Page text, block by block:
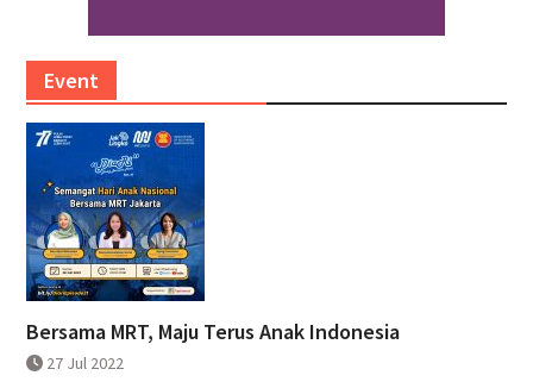
Event
Bersama MRT, Maju Terus Anak Indonesia
27 Jul 2022